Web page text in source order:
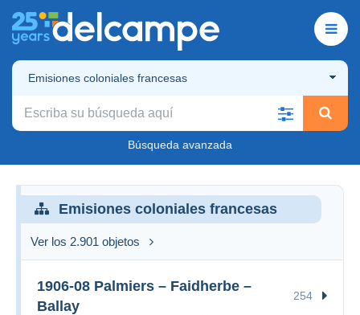
Emisiones coloniales francesas
Búsqueda avanzada
Emisiones coloniales francesas
Ver los 2.901 objetos
1906-08 Palmiers – Faidherbe –
Ballay
254